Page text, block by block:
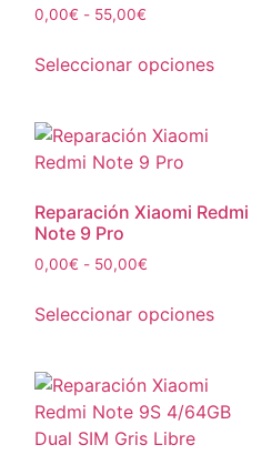
0,00€ - 55,00€
Seleccionar opciones
Reparación Xiaomi Redmi
Note 9 Pro
0,00€ - 50,00€
Seleccionar opciones